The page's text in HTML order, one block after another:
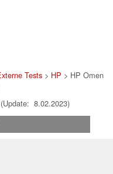
Tests > HP > HP Omen
8.02.2023)